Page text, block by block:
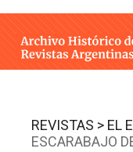
INTEGRANTES
CONTACTO
REVISTAS > EL
ESCARABAJO